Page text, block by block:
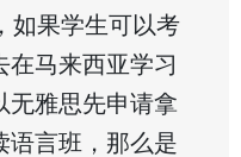
果学生可以考
在马来西亚学习
无雅思先申请拿
语言班，那么是